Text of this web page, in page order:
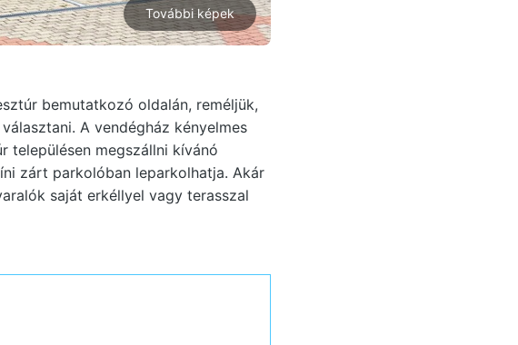
További képek
bemutatkozó oldalán, reméljük,
A vendégház kényelmes
településen megszállni kívánó
zárt parkolóban leparkolhatja. Akár
saját erkéllyel vagy terasszal